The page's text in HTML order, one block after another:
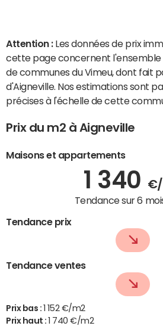
Attention : Les données de prix
cette page concernent l'ensemble
de communes du Vimeu, dont fait
d'Aigneville. Nos estimations sont
précises à l'échelle de cette
Prix du m2 à Aigneville
Maisons et appartements
1 340 €/
Tendance sur 6
Tendance prix
Tendance ventes
Prix bas :
1 152 €/m2
Prix haut :
1 740 €/m2